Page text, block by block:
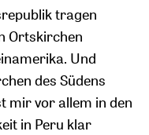
tragen
Ortskirchen
Und
des Südens
mir vor allem in den
in Peru klar